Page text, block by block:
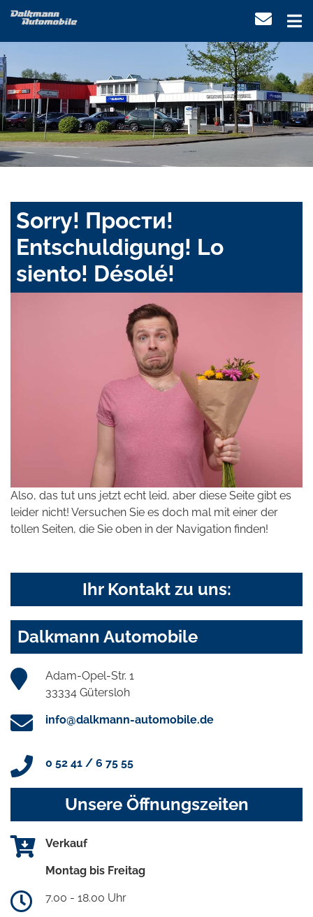
Sorry! Прости!
Entschuldigung! Lo
siento! Désolé!
Also, das tut uns jetzt echt leid, aber diese Seite gibt es
leider nicht! Versuchen Sie es doch mal mit einer der
tollen Seiten, die Sie oben in der Navigation finden!
Ihr Kontakt zu uns:
Dalkmann Automobile
Adam-Opel-Str. 1
33334 Gütersloh
info@dalkmann-automobile.de
0 52 41 / 6 75 55
Unsere Öffnungszeiten
Verkauf
Montag bis Freitag
7.00 - 18.00 Uhr